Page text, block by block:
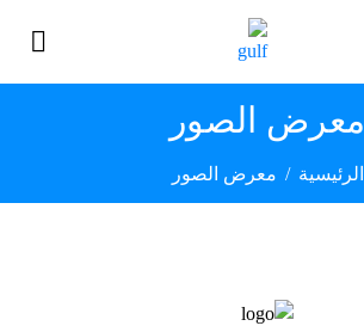
معرض الصور
الرئيسية معرض الصور